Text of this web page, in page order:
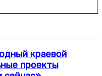
краевой
проекты